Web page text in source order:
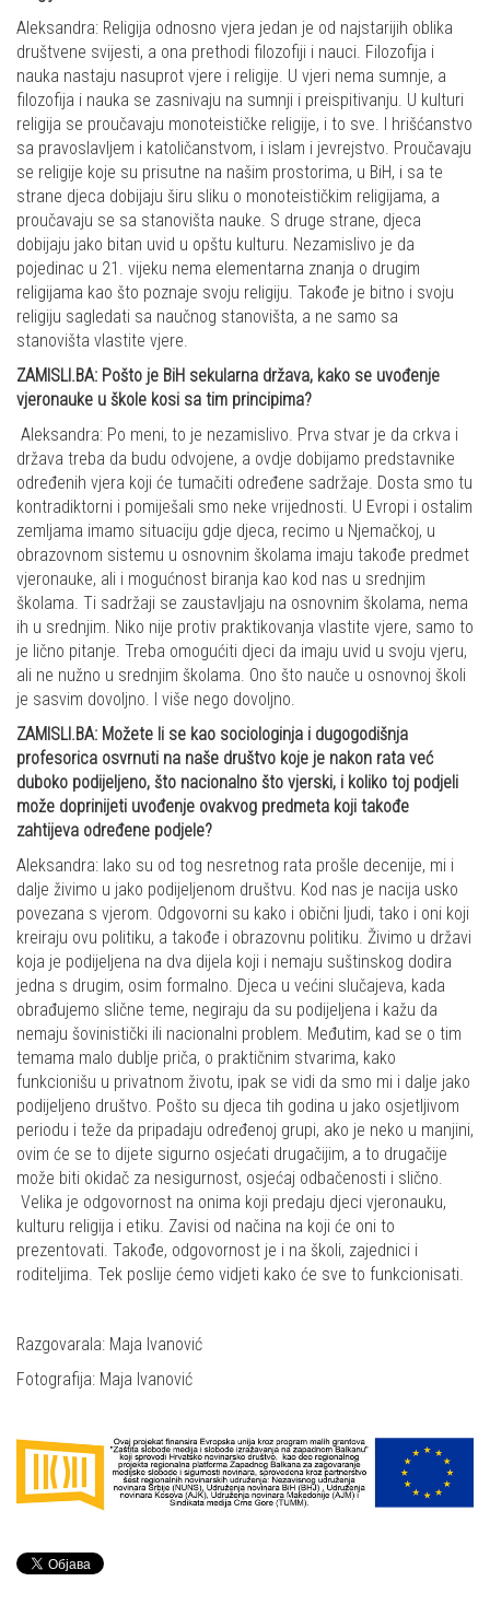
Aleksandra: Religija odnosno vjera jedan je od najstarijih oblika
društvene svijesti, a ona prethodi filozofiji i nauci. Filozofija i
nauka nastaju nasuprot vjere i religije. U vjeri nema sumnje, a
filozofija i nauka se zasnivaju na sumnji i preispitivanju. U kulturi
religija se proučavaju monoteističke religije, i to sve. I hrišćanstvo
sa pravoslavljem i katoličanstvom, i islam i jevrejstvo. Proučavaju
se religije koje su prisutne na našim prostorima, u BiH, i sa te
strane djeca dobijaju širu sliku o monoteističkim religijama, a
proučavaju se sa stanovišta nauke. S druge strane, djeca
dobijaju jako bitan uvid u opštu kulturu. Nezamislivo je da
pojedinac u 21. vijeku nema elementarna znanja o drugim
religijama kao što poznaje svoju religiju. Takođe je bitno i svoju
religiju sagledati sa naučnog stanovišta, a ne samo sa
stanovišta vlastite vjere.
ZAMISLI.BA: Pošto je BiH sekularna država, kako se uvođenje
vjeronauke u škole kosi sa tim principima?
Aleksandra: Po meni, to je nezamislivo. Prva stvar je da crkva i
država treba da budu odvojene, a ovdje dobijamo predstavnike
određenih vjera koji će tumačiti određene sadržaje. Dosta smo tu
kontradiktorni i pomiješali smo neke vrijednosti. U Evropi i ostalim
zemljama imamo situaciju gdje djeca, recimo u Njemačkoj, u
obrazovnom sistemu u osnovnim školama imaju takođe predmet
vjeronauke, ali i mogućnost biranja kao kod nas u srednjim
školama. Ti sadržaji se zaustavljaju na osnovnim školama, nema
ih u srednjim. Niko nije protiv praktikovanja vlastite vjere, samo to
je lično pitanje. Treba omogućiti djeci da imaju uvid u svoju vjeru,
ali ne nužno u srednjim školama. Ono što nauče u osnovnoj školi
je sasvim dovoljno. I više nego dovoljno.
ZAMISLI.BA: Možete li se kao sociologinja i dugogodišnja
profesorica osvrnuti na naše društvo koje je nakon rata već
duboko podijeljeno, što nacionalno što vjerski, i koliko toj podjeli
može doprinijeti uvođenje ovakvog predmeta koji takođe
zahtijeva određene podjele?
Aleksandra: Iako su od tog nesretnog rata prošle decenije, mi i
dalje živimo u jako podijeljenom društvu. Kod nas je nacija usko
povezana s vjerom. Odgovorni su kako i obični ljudi, tako i oni koji
kreiraju ovu politiku, a takođe i obrazovnu politiku. Živimo u državi
koja je podijeljena na dva dijela koji i nemaju suštinskog dodira
jedna s drugim, osim formalno. Djeca u većini slučajeva, kada
obrađujemo slične teme, negiraju da su podijeljena i kažu da
nemaju šovinistički ili nacionalni problem. Međutim, kad se o tim
temama malo dublje priča, o praktičnim stvarima, kako
funkcionišu u privatnom životu, ipak se vidi da smo mi i dalje jako
podijeljeno društvo. Pošto su djeca tih godina u jako osjetljivom
periodu i teže da pripadaju određenoj grupi, ako je neko u manjini,
ovim će se to dijete sigurno osjećati drugačijim, a to drugačije
može biti okidač za nesigurnost, osjećaj odbačenosti i slično.
Velika je odgovornost na onima koji predaju djeci vjeronauku,
kulturu religija i etiku. Zavisi od načina na koji će oni to
prezentovati. Takođe, odgovornost je i na školi, zajednici i
roditeljima. Tek poslije ćemo vidjeti kako će sve to funkcionisati.
Razgovarala: Maja Ivanović
Fotografija: Maja Ivanović